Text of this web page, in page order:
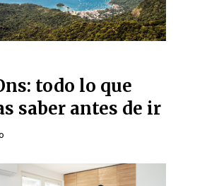
todo lo que
saber antes de ir